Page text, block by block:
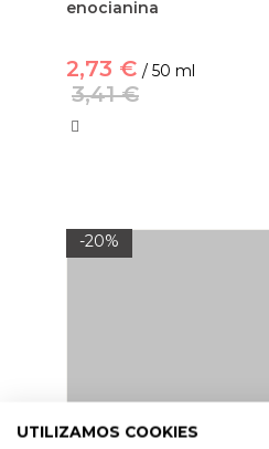
enocianina
2,73 € / 50 ml
3,41 €
-20%
UTILIZAMOS COOKIES